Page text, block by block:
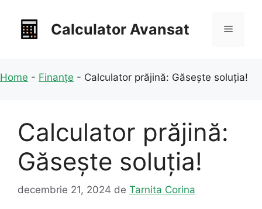
conținut
Calculator Avansat Meniu
Home - Finanțe - Calculator prăjină: Găsește soluția!
Calculator prăjină:
Găsește soluția!
decembrie 21, 2024 de Tarnita Corina